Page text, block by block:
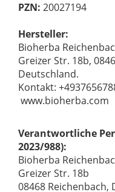
PZN: 20027194
Hersteller:
Bioherba
Greizer Str. 18b,
Deutschland.
Kontakt:
www.bioherba.com
Verantwortliche
2023/988):
Bioherba
Greizer Str. 18b
08468 Reichenbach,